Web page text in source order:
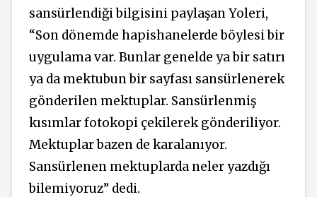
sansürlendiği bilgisini paylaşan Yoleri,
“Son dönemde hapishanelerde böylesi bir
uygulama var. Bunlar genelde ya bir satırı
ya da mektubun bir sayfası sansürlenerek
gönderilen mektuplar. Sansürlenmiş
kısımlar fotokopi çekilerek gönderiliyor.
Mektuplar bazen de karalanıyor.
Sansürlenen mektuplarda neler yazdığı
bilemiyoruz” dedi.